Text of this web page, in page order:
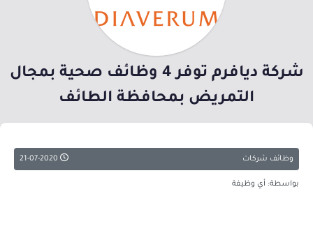
شركة ديافرم توفر 4 وظائف صحية بمجال
التمريض بمحافظة الطائف
وظائف شركات
بواسطة: أي وظيفة